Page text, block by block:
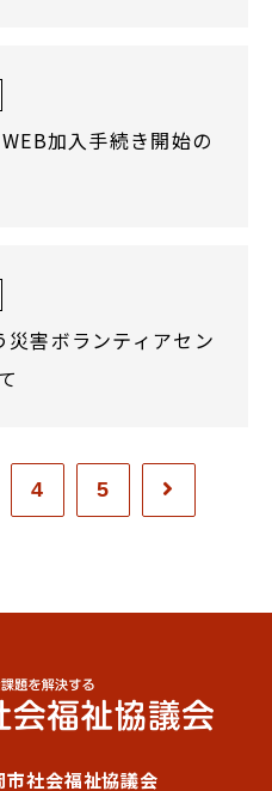
加入手続き開始の
害ボランティアセン
4 5
社会福祉協議会